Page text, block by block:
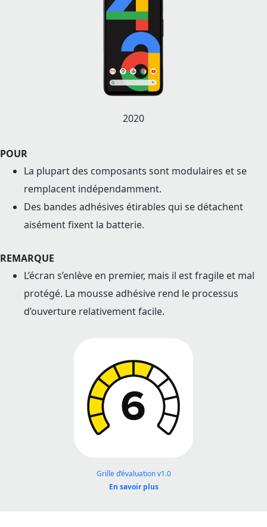
2020
POUR
La plupart des composants sont modulaires et se
remplacent indépendamment.
Des bandes adhésives étirables qui se détachent
aisément fixent la batterie.
REMARQUE
L’écran s’enlève en premier, mais il est fragile et mal
protégé. La mousse adhésive rend le processus
d’ouverture relativement facile.
Grille d’évaluation v1.0
En savoir plus